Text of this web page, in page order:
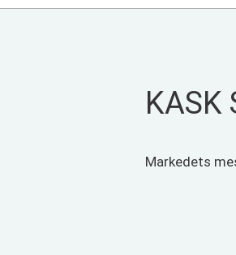
KASK
Markedets